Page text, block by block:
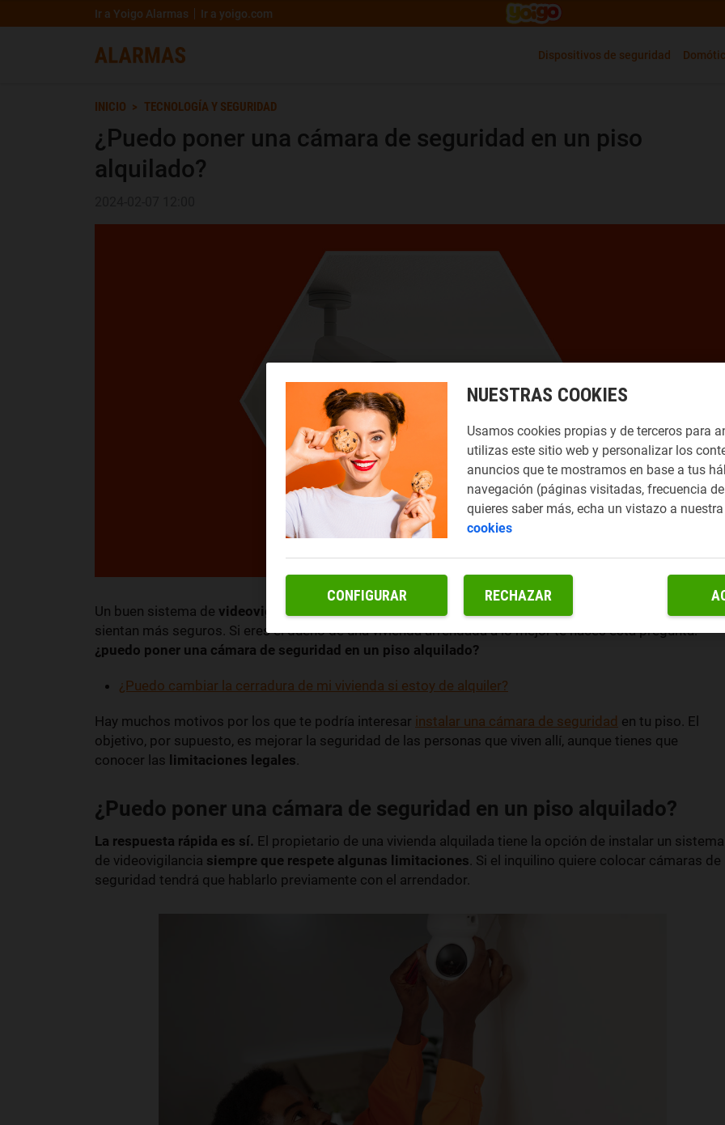
Ir a Yoigo Alarmas Ir a yoigo.com
Dispositivos de seguridad
INICIO TECNOLOGÍA Y SEGURIDAD
¿Puedo poner una cámara de seguridad en un piso
alquilado?
Un buen sistema de videovigilancia evitar robos
y que los miembros de la casa se
sientan más seguros. Si eres el dueño de una vivienda arrendada a lo mejor te haces esta pregunta:
¿puedo poner una cámara de seguridad en un piso alquilado?
¿Puedo cambiar la cerradura de mi vivienda si estoy de alquiler?
Hay muchos motivos por los que te podría interesar instalar una cámara de seguridad en tu piso. El
objetivo, por supuesto, es mejorar la seguridad de las personas que viven allí, aunque tienes que
conocer las limitaciones legales.
¿Puedo poner una cámara de seguridad en un piso alquilado?
La respuesta rápida es sí. El propietario de una vivienda alquilada tiene la opción de instalar un sistema
de videovigilancia siempre que respete algunas limitaciones. Si el inquilino quiere colocar cámaras de
seguridad tendrá que hablarlo previamente con el arrendador.
NUESTRAS COOKIES
Usamos cookies propias y de terceros para
utilizas este sitio web y personalizar los
anuncios que te mostramos en base a tus
navegación (páginas visitadas, frecuencia
quieres saber más, echa un vistazo a
cookies
CONFIGURAR RECHAZAR